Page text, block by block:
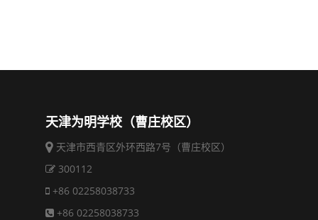
天津为明学校（曹庄校区）
天津市西青区外环西路7号（曹庄校区）
300112
+86 02258038733
+86 02258038733